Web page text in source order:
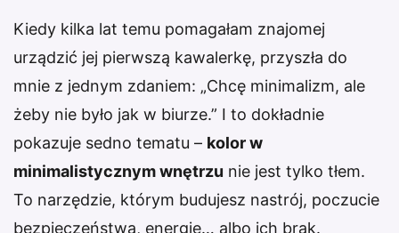
Kiedy kilka lat temu pomagałam znajomej
urządzić jej pierwszą kawalerkę, przyszła do
mnie z jednym zdaniem: „Chcę minimalizm, ale
żeby nie było jak w biurze.” I to dokładnie
pokazuje sedno tematu – kolor w
minimalistycznym wnętrzu nie jest tylko tłem.
To narzędzie, którym budujesz nastrój, poczucie
bezpieczeństwa, energię… albo ich brak.